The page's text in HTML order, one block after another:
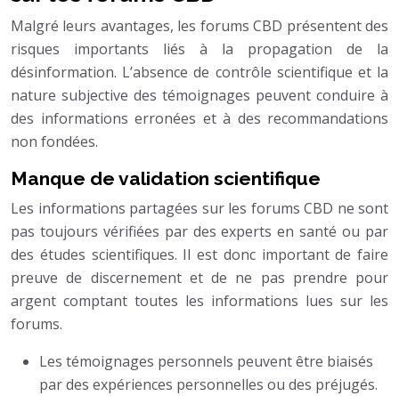
Malgré leurs avantages, les forums CBD présentent des
risques importants liés à la propagation de la
désinformation. L’absence de contrôle scientifique et la
nature subjective des témoignages peuvent conduire à
des informations erronées et à des recommandations
non fondées.
Manque de validation scientifique
Les informations partagées sur les forums CBD ne sont
pas toujours vérifiées par des experts en santé ou par
des études scientifiques. Il est donc important de faire
preuve de discernement et de ne pas prendre pour
argent comptant toutes les informations lues sur les
forums.
Les témoignages personnels peuvent être biaisés
par des expériences personnelles ou des préjugés.